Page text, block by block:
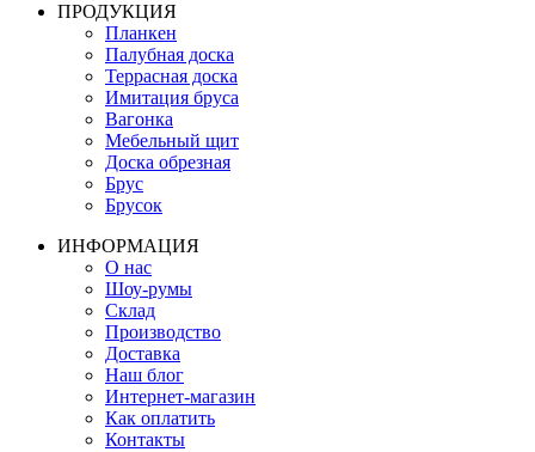
ПРОДУКЦИЯ
Планкен
Палубная доска
Террасная доска
Имитация бруса
Вагонка
Мебельный щит
Доска обрезная
Брус
Брусок
ИНФОРМАЦИЯ
О нас
Шоу-румы
Склад
Производство
Доставка
Наш блог
Интернет-магазин
Как оплатить
Контакты